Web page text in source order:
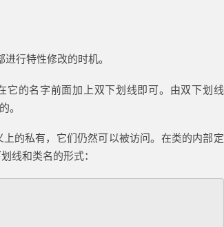
行特性修改的时机。
它的名字前面加上双下划线即可。由双下划线
。
的私有，它们仍然可以被访问。在类的内部定
线和类名的形式：